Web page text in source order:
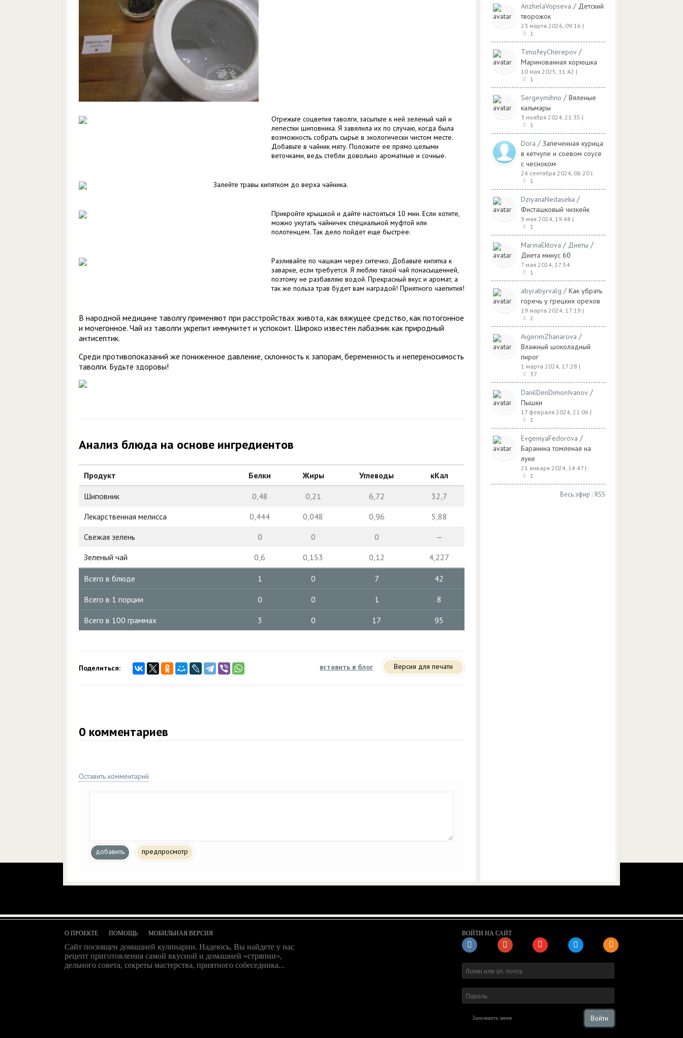
Отрежьте соцветия таволги, засыпьте к ней зеленый чай и
лепестки шиповника. Я завялила их по случаю, когда была
возможность собрать сырье в экологически чистом месте.
Добавьте в чайник мяту. Положите ее прямо целыми
веточками, ведь стебли довольно ароматные и сочные.
Залейте травы кипятком до верха чайника.
Прикройте крышкой и дайте настояться 10 мин. Если хотите,
можно укутать чайничек специальной муфтой или
полотенцем. Так дело пойдет еще быстрее.
Разливайте по чашкам через ситечко. Добавьте кипятка к
заварке, если требуется. Я люблю такой чай понасыщенней,
поэтому не разбавляю водой. Прекрасный вкус и аромат, а
так же польза трав будет вам наградой! Приятного чаепития!
В народной медицине таволгу применяют при расстройствах живота, как вяжущее средство, как потогонное
и мочегонное. Чай из таволги укрепит иммунитет и успокоит. Широко известен лабазник как природный
антисептик.
Среди противопоказаний же пониженное давление, склонность к запорам, беременность и непереносимость
таволги. Будьте здоровы!
Анализ блюда на основе ингредиентов
Продукт Белки Жиры Углеводы кКал
Шиповник 0,48 0,21 6,72
32,7
Лекарственная мелисса
0,444 0,048 0,96
5,88
Свежая зелень
0 0 0
—
Зеленый чай
0,6 0,153 0,12 4,227
Всего в блюде 1 0 7 42
Всего в 1 порции 0 0 1 8
Всего в 100 граммах 3 0 17 95
Поделиться: вставить в блог Версия для печати
0 комментариев
Оставить комментарий
добавить предпросмотр
AnzhelaVopseva / Детский
творожок
23 марта 2026, 09:16 |
1
TimofeyCherepov /
Маринованная корюшка
10 мая 2025, 11:42 |
1
Sergeymihno / Вяленые
кальмары
3 ноября 2024, 21:35 |
1
Dora / Запеченная курица
в кетчупе и соевом соусе
с чесноком
24 сентября 2024, 06:20 |
1
DziyanaNedaseka /
Фисташковый чизкейк
9 мая 2024, 19:48 |
1
MarinaEktova / Диеты /
Диета минус 60
7 мая 2024, 17:54
1
abyrabyrvalg / Как убрать
горечь у грецких орехов
19 марта 2024, 17:19 |
2
AigerimZhanarova /
Влажный шоколадный
пирог
1 марта 2024, 17:28 |
37
DanilDenDimonIvanov /
Пышки
17 февраля 2024, 21:06 |
1
EvgeniyaFedorova /
Баранина томленая на
луке
21 января 2024, 14:47 |
1
Весь эфир | RSS
О ПРОЕКТЕ ПОМОЩЬ МОБИЛЬНАЯ ВЕРСИЯ
Сайт посвящен домашней кулинарии. Надеюсь, Вы найдете у нас
рецепт приготовления самой вкусной и домашней «стряпни»,
дельного совета, секреты мастерства, приятного собеседника...
ВОЙТИ НА САЙТ
Запомнить меня Войти